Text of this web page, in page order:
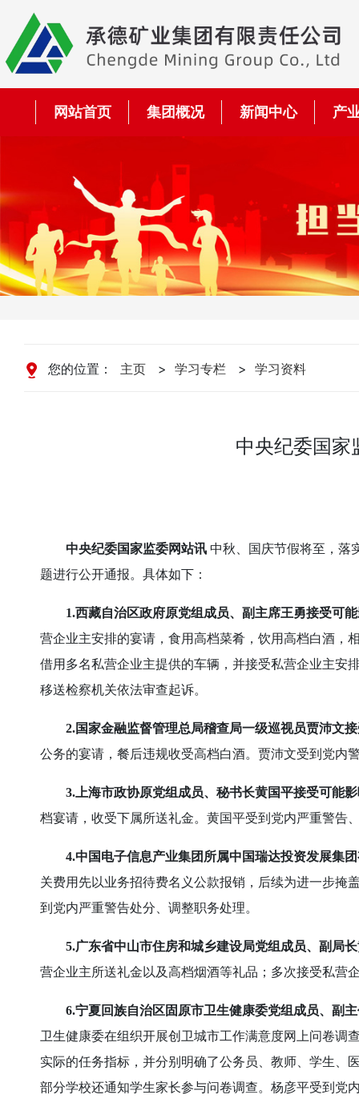
网站首页 集团概况 新闻中心 产
您的位置： 主页 > 学习专栏 > 学习资料
中央纪委国家
中央纪委国家监委网站讯 中秋、国庆节假将至，落
题进行公开通报。具体如下：
1.西藏自治区政府原党组成员、副主席王勇接受可
营企业主安排的宴请，食用高档菜肴，饮用高档白酒，
借用多名私营企业主提供的车辆，并接受私营企业主安
移送检察机关依法审查起诉。
2.国家金融监督管理总局稽查局一级巡视员贾沛文
公务的宴请，餐后违规收受高档白酒。贾沛文受到党内
3.上海市政协原党组成员、秘书长黄国平接受可能
档宴请，收受下属所送礼金。黄国平受到党内严重警告
4.中国电子信息产业集团所属中国瑞达投资发展集
关费用先以业务招待费名义公款报销，后续为进一步掩
到党内严重警告处分、调整职务处理。
5.广东省中山市住房和城乡建设局党组成员、副局
营企业主所送礼金以及高档烟酒等礼品；多次接受私营
6.宁夏回族自治区固原市卫生健康委党组成员、副
卫生健康委在组织开展创卫城市工作满意度网上问卷调
实际的任务指标，并分别明确了公务员、教师、学生、
部分学校还通知学生家长参与问卷调查。杨彦平受到党